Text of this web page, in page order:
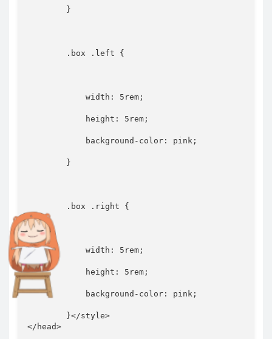
}
.box .left {
width : 5rem ;
height : 5rem ;
background-color : pink ;
}
.box .right {
width : 5rem ;
height : 5rem ;
background-color : pink ;
}</style>
</ head>